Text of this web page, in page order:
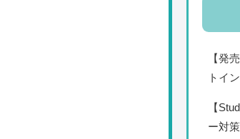
【発
トイ
【
ー対